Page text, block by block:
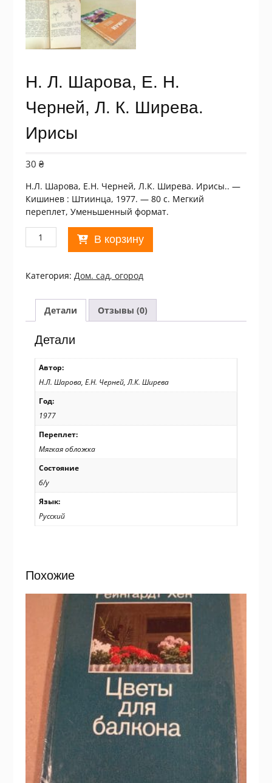
Н. Л. Шарова, Е. Н.
Черней, Л. К. Ширева.
Ирисы
30 ₴
Н.Л. Шарова, Е.Н. Черней, Л.К. Ширева. Ирисы.. —
Кишинев : Штиинца, 1977. — 80 с. Мегкий
переплет, Уменьшенный формат.
Количество
товара
Л.
Шарова,
Черней,
Ширева.
Ирисы
В корзину
Категория: Дом. сад, огород
Детали Отзывы (0)
Детали
Автор:
Н.Л. Шарова, Е.Н. Черней, Л.К. Ширева
Год:
1977
Переплет:
Мягкая обложка
Состояние
б/у
Язык:
Русский
Похожие